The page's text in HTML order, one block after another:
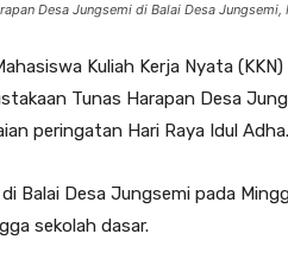
Desa Jungsemi di Balai Desa
Kuliah Kerja Nyata
Tunas Harapan Desa
peringatan Hari Raya Idul Adha.
Balai Desa Jungsemi pada
sekolah dasar.